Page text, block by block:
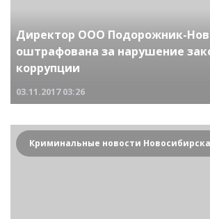
Директор ООО Подорожник-
оштрафована за нарушение
коррупции
03.11.2017 03:26